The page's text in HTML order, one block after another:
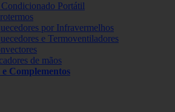
Portátil
por Infravermelhos
e Termoventiladores
de mãos
e Complementos